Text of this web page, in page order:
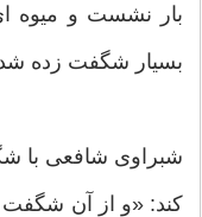
بار نشست و میوه
بسیار شگفت زده
شبراوی شافعی با
کند: «و از آن